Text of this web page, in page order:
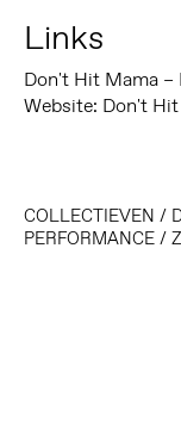
Links
Don't Hit Mama –
Website: Don't
COLLECTIEVEN /
PERFORMANCE/